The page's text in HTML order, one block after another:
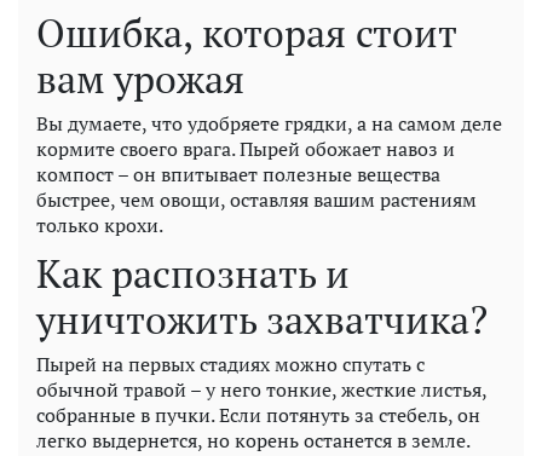
Ошибка, которая стоит
вам урожая
Вы думаете, что удобряете грядки, а на самом деле
кормите своего врага. Пырей обожает навоз и
компост – он впитывает полезные вещества
быстрее, чем овощи, оставляя вашим растениям
только крохи.
Как распознать и
уничтожить захватчика?
Пырей на первых стадиях можно спутать с
обычной травой – у него тонкие, жесткие листья,
собранные в пучки. Если потянуть за стебель, он
легко выдернется, но корень останется в земле.